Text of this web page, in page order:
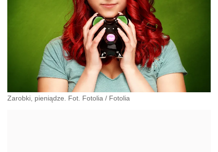
Zarobki, pieniądze. Fot. Fotolia / Fotolia